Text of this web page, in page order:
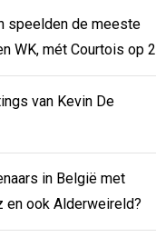
speelden de meeste
WK, mét Courtois op 2
van Kevin De
in België met
en ook Alderweireld?